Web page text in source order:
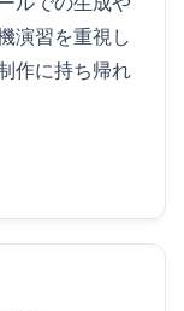
演習を重視し
作に持ち帰れ